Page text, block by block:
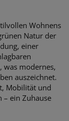
Wohnens
Natur der
einer
was modernes,
auszeichnet.
Mobilität und
– ein Zuhause